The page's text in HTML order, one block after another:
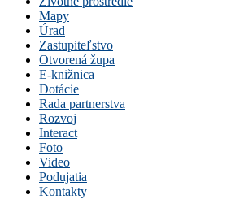
Mapy
Úrad
Zastupiteľstvo
Otvorená župa
E-knižnica
Dotácie
Rada partnerstva
Rozvoj
Interact
Foto
Video
Podujatia
Kontakty